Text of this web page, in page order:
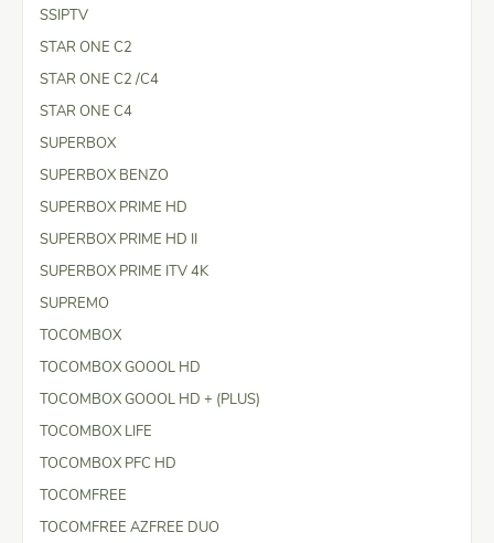
SSIPTV
STAR ONE C2
STAR ONE C2 /C4
STAR ONE C4
SUPERBOX
SUPERBOX BENZO
SUPERBOX PRIME HD
SUPERBOX PRIME HD II
SUPERBOX PRIME ITV 4K
SUPREMO
TOCOMBOX
TOCOMBOX GOOOL HD
TOCOMBOX GOOOL HD + (PLUS)
TOCOMBOX LIFE
TOCOMBOX PFC HD
TOCOMFREE
TOCOMFREE AZFREE DUO